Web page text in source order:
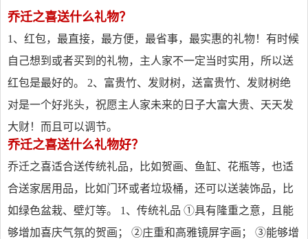
乔迁之喜送什么礼物？
1、红包，最直接，最方便，最省事，最实惠的礼物！有时候
自己想到或者买到的礼物，主人家不一定当时实用，所以送
红包是最好的。 2、富贵竹、发财树，送富贵竹、发财树绝
对是一个好兆头，祝愿主人家未来的日子大富大贵、天天发
大财！而且可以调节。
乔迁之喜送什么礼物好？
乔迁之喜适合送传统礼品，比如贺画、鱼缸、花瓶等，也适
合送家居用品，比如门环或者垃圾桶，还可以送装饰品，比
如绿色盆栽、壁灯等。 1、传统礼品 ①具有隆重之意，且能
够增加喜庆气氛的贺画； ②庄重和高雅镜屏字画； ③能够增